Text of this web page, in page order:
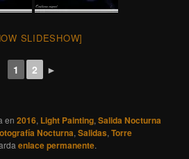
SLIDESHOW]
1 2 ►
en2016, Light Painting,Salida Nocturna
Nocturna,Salidas,Torre
enlace permanente.